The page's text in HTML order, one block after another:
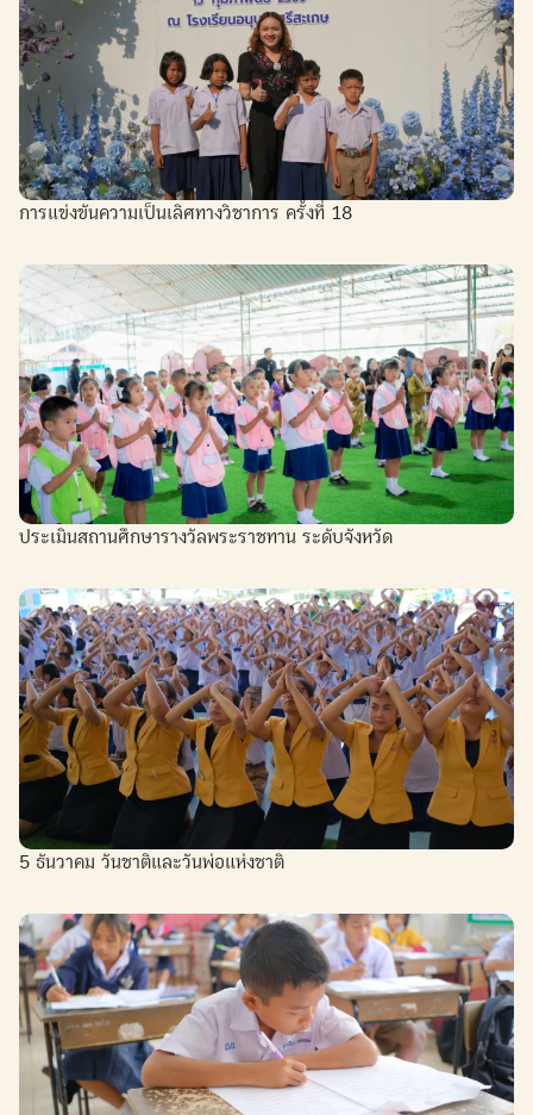
การแข่งขันความเป็นเลิศทางวิชาการ ครั้งที่ 18
ประเมินสถานศึกษารางวัลพระราชทาน ระดับจังหวัด
5 ธันวาคม วันชาติและวันพ่อแห่งชาติ